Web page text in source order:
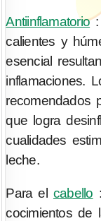
Antiinflamatorio:
calientes y
esencial
inflamaciones.
recomendados
que logra
cualidades
leche.
Para el cabello
cocimientos de